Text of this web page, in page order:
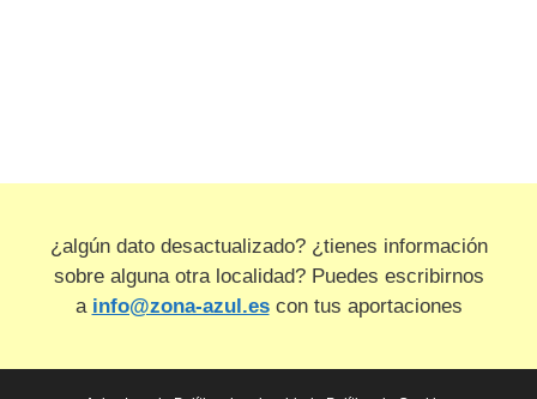
¿algún dato desactualizado? ¿tienes información
sobre alguna otra localidad? Puedes escribirnos
a info@zona-azul.escon tus aportaciones